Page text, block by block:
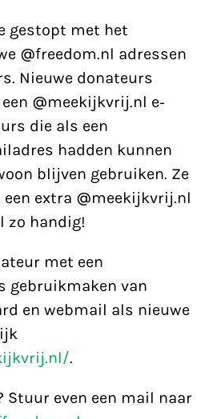
gestopt met het
@freedom.nl adressen
Nieuwe donateurs
@meekijkvrij.nl e-
die als een
hadden kunnen
blijven gebruiken. Ze
een extra @meekijkvrij.nl
zo handig!
met een
gebruikmaken van
en webmail als nieuwe
.
Stuur even een mail naar